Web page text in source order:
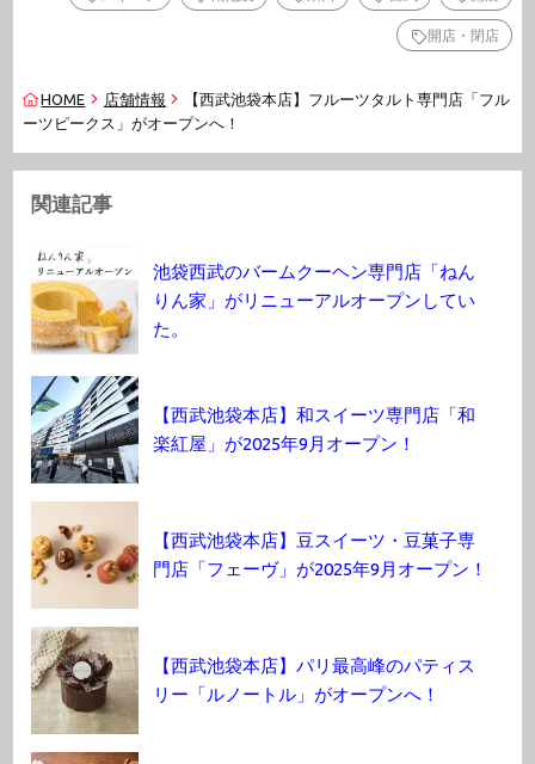
開店・閉店
HOME 店舗情報
【西武池袋本店】フルーツタルト専門店「フル
ーツピークス」がオープンへ！
関連記事
池袋西武のバームクーヘン専門店「ねん
りん家」がリニューアルオープンしてい
た。
【西武池袋本店】和スイーツ専門店「和
楽紅屋」が2025年9月オープン！
【西武池袋本店】豆スイーツ・豆菓子専
門店「フェーヴ」が2025年9月オープン！
【西武池袋本店】パリ最高峰のパティス
リー「ルノートル」がオープンへ！